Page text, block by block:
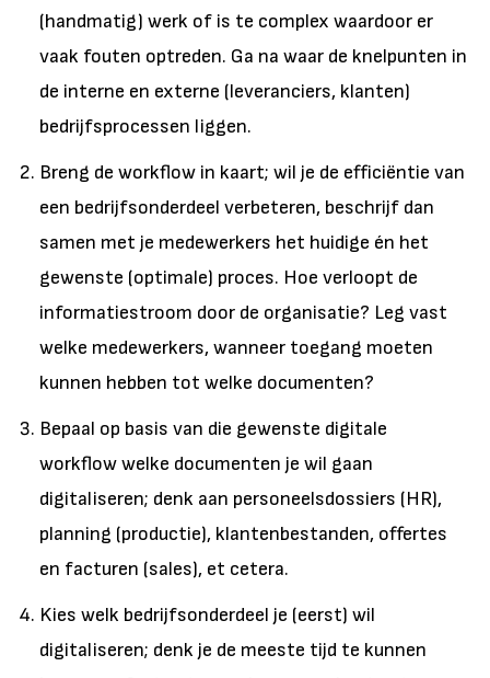
(handmatig) werk of is te complex waardoor er
vaak fouten optreden. Ga na waar de knelpunten in
de interne en externe (leveranciers, klanten)
bedrijfsprocessen liggen.
Breng de workflow in kaart; wil je de efficiëntie van
een bedrijfsonderdeel verbeteren, beschrijf dan
samen met je medewerkers het huidige én het
gewenste (optimale) proces. Hoe verloopt de
informatiestroom door de organisatie? Leg vast
welke medewerkers, wanneer toegang moeten
kunnen hebben tot welke documenten?
Bepaal op basis van die gewenste digitale
workflow welke documenten je wil gaan
digitaliseren; denk aan personeelsdossiers (HR),
planning (productie), klantenbestanden, offertes
en facturen (sales), et cetera.
Kies welk bedrijfsonderdeel je (eerst) wil
digitaliseren; denk je de meeste tijd te kunnen